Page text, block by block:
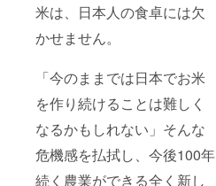
米は、日本人の食卓には欠
かせません。
「今のままでは日本でお米
を作り続けることは難しく
なるかもしれない」そんな
危機感を払拭し、今後100年
続く農業ができる全く新し